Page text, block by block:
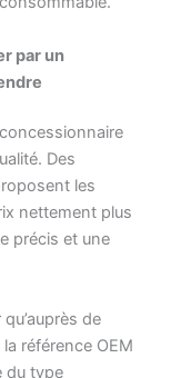
par un
Des
les
nettement plus
précis et une
de
référence OEM
du type